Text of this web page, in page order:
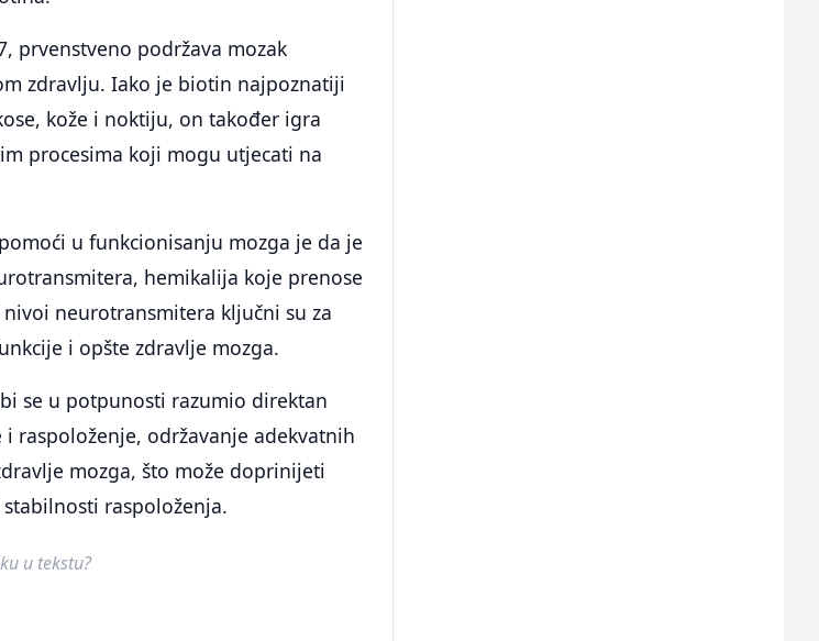
prvenstveno podržava mozak
zdravlju. Iako je biotin najpoznatiji
kože i noktiju, on također igra
procesima koji mogu utjecati na
u funkcionisanju mozga je da je
hemikalija koje prenose
neurotransmitera ključni su za
i opšte zdravlje mozga.
se u potpunosti razumio direktan
raspoloženje, održavanje adekvatnih
mozga, što može doprinijeti
raspoloženja.
u tekstu?